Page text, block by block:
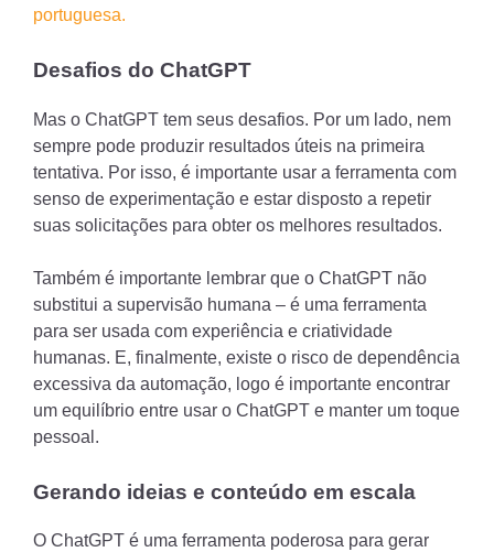
portuguesa.
Desafios do ChatGPT
Mas o ChatGPT tem seus desafios. Por um lado, nem
sempre pode produzir resultados úteis na primeira
tentativa. Por isso, é importante usar a ferramenta com
senso de experimentação e estar disposto a repetir
suas solicitações para obter os melhores resultados.
Também é importante lembrar que o ChatGPT não
substitui a supervisão humana – é uma ferramenta
para ser usada com experiência e criatividade
humanas. E, finalmente, existe o risco de dependência
excessiva da automação, logo é importante encontrar
um equilíbrio entre usar o ChatGPT e manter um toque
pessoal.
Gerando ideias e conteúdo em escala
O ChatGPT é uma ferramenta poderosa para gerar